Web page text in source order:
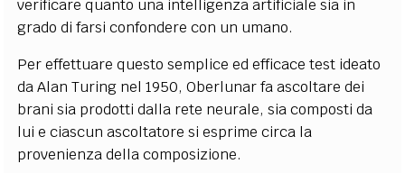
verificare quanto una intelligenza artificiale sia in
grado di farsi confondere con un umano.
Per effettuare questo semplice ed efficace test ideato
da Alan Turing nel 1950, Oberlunar fa ascoltare dei
brani sia prodotti dalla rete neurale, sia composti da
lui e ciascun ascoltatore si esprime circa la
provenienza della composizione.